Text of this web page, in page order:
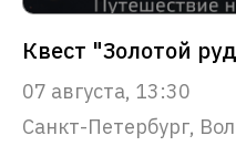
Квест "Золотой
07 августа, 13:30
Санкт-Петербург,